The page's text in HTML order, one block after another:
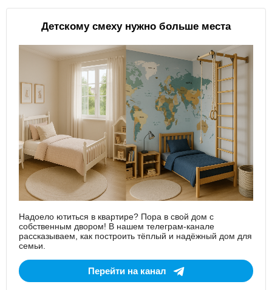
Детскому смеху нужно больше места
Надоело ютиться в квартире? Пора в свой дом с
собственным двором! В нашем телеграм-канале
рассказываем, как построить тёплый и надёжный дом для
семьи.
Перейти на канал